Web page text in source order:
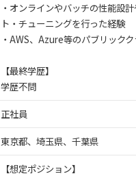
・オンラインやバッチの性能設
ト・チューニングを行った経験
・AWS、Azure等のパブリック
【最終学歴】
学歴不問
正社員
東京都、埼玉県、千葉県
【想定ポジション】